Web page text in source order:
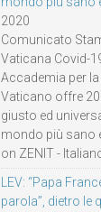
2020
Comunicato
Vaticana Covid-
Accademia per la
Vaticano offre
giusto ed
mondo più sano
on ZENIT -
LEV: “Papa
parola”, dietro le